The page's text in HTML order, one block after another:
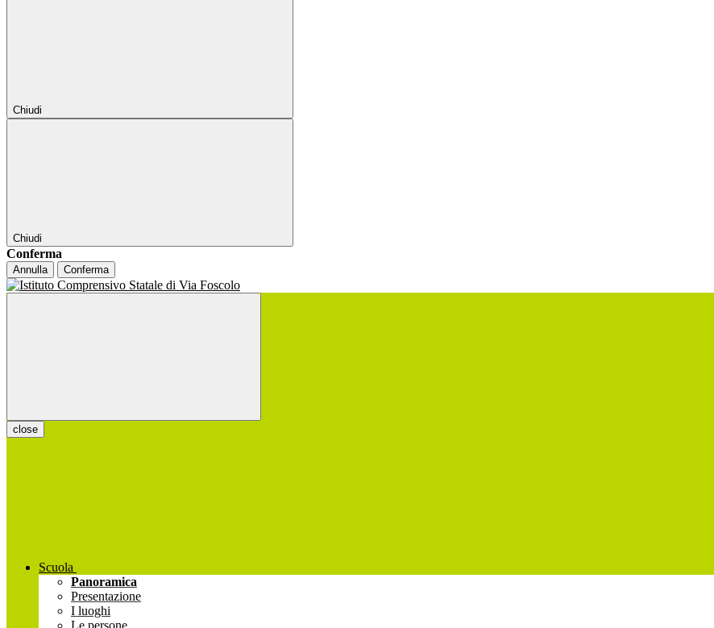
Chiudi
Chiudi
Conferma
Annulla Conferma
close
Scuola
Panoramica
Presentazione
I luoghi